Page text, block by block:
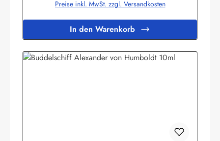
Preise inkl. MwSt. zzgl. Versandkosten
In den Warenkorb